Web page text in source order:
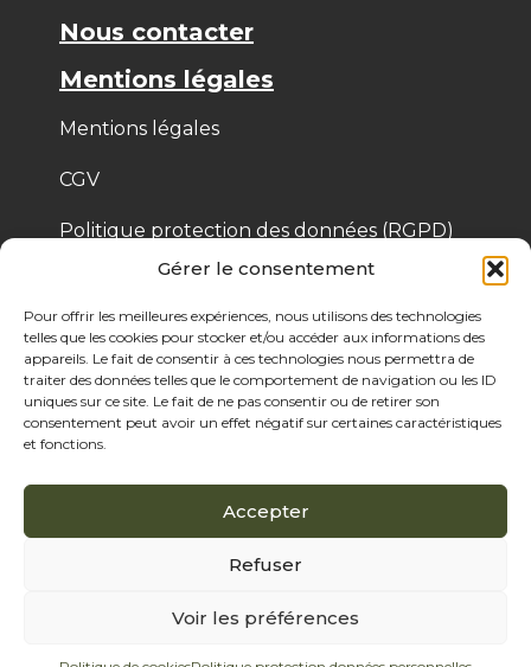
Gérer le consentement
Pour offrir les meilleures expériences, nous utilisons des technologies
telles que les cookies pour stocker et/ou accéder aux informations des
appareils. Le fait de consentir à ces technologies nous permettra de
traiter des données telles que le comportement de navigation ou les ID
uniques sur ce site. Le fait de ne pas consentir ou de retirer son
consentement peut avoir un effet négatif sur certaines caractéristiques
et fonctions.
Accepter
Refuser
Voir les préférences
Nous contacter
Mentions légales
Mentions légales
CGV
Politique protection des données (RGPD)
Politique de cookies
© 2025 Bois de Pologne – Créé par Cassandre
Thibaut